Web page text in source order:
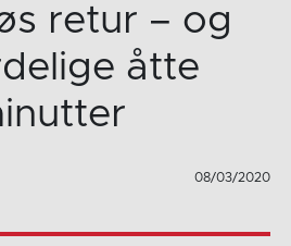
retur – og
åtte
08/03/2020